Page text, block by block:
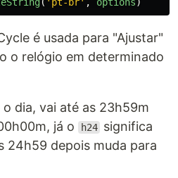
é usada para "Ajustar"
o relógio em determinado
dia, vai até as 23h59m
já o
h24 significa
24h59 depois muda para